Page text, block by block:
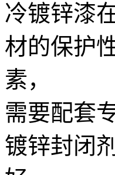
冷镀锌漆
材的保护
素，
需要配套
镀锌封闭